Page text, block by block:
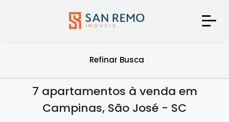
Refinar Busca
7 apartamentos à venda em
Campinas, São José - SC